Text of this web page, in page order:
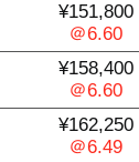
¥151,800
＠6.60
¥158,400
＠6.60
¥162,250
＠6.49